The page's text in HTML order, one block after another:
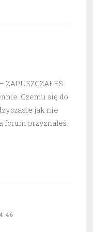
ZAPUSZCZAŁEŚ
Czemu się do
jak nie
forum przyznałeś,